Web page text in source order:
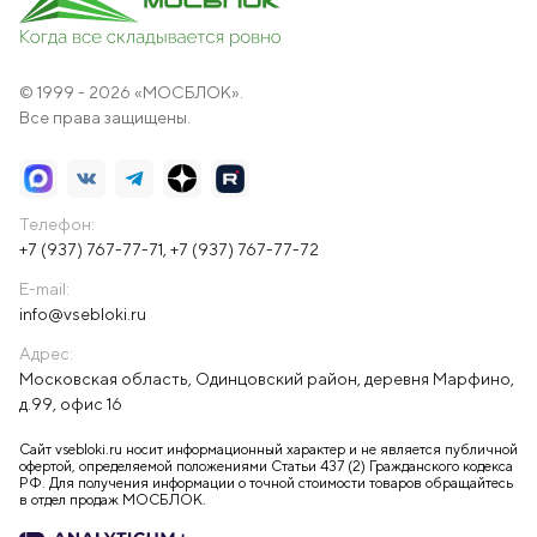
© 1999 - 2026 «МОСБЛОК».
Все права защищены.
Телефон:
+7 (937) 767-77-71 +7 (937) 767-77-72
E-mail:
info@vsebloki.ru
Адрес:
Московская область, Одинцовский район, деревня Марфино,
д.99, офис 16
Сайт vsebloki.ru носит информационный характер и не является публичной
офертой, определяемой положениями Статьи 437 (2) Гражданского кодекса
РФ. Для получения информации о точной стоимости товаров обращайтесь
в отдел продаж МОСБЛОК.